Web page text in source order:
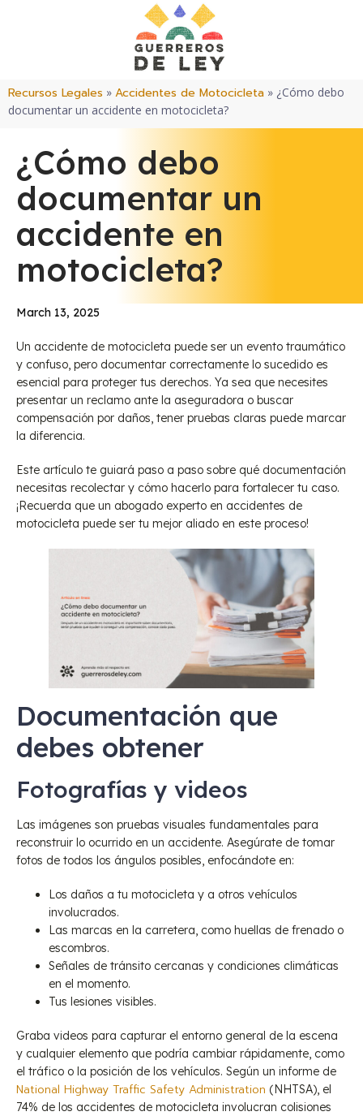
Recursos Legales » Accidentes de Motocicleta » ¿Cómo debo
documentar un accidente en motocicleta?
¿Cómo debo
documentar un
accidente en
motocicleta?
March 13, 2025
Un accidente de motocicleta puede ser un evento traumático
y confuso, pero documentar correctamente lo sucedido es
esencial para proteger tus derechos. Ya sea que necesites
presentar un reclamo ante la aseguradora o buscar
compensación por daños, tener pruebas claras puede marcar
la diferencia.
Este artículo te guiará paso a paso sobre qué documentación
necesitas recolectar y cómo hacerlo para fortalecer tu caso.
¡Recuerda que un abogado experto en accidentes de
motocicleta puede ser tu mejor aliado en este proceso!
Documentación que
debes obtener
Fotografías y videos
Las imágenes son pruebas visuales fundamentales para
reconstruir lo ocurrido en un accidente. Asegúrate de tomar
fotos de todos los ángulos posibles, enfocándote en:
Los daños a tu motocicleta y a otros vehículos
involucrados.
Las marcas en la carretera, como huellas de frenado o
escombros.
Señales de tránsito cercanas y condiciones climáticas
en el momento.
Tus lesiones visibles.
Graba videos para capturar el entorno general de la escena
y cualquier elemento que podría cambiar rápidamente, como
el tráfico o la posición de los vehículos. Según un informe de
National Highway Traffic Safety Administration (NHTSA), el
74% de los accidentes de motocicleta involucran colisiones